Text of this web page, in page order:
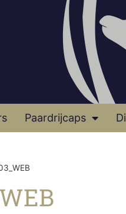
Paardrijcaps